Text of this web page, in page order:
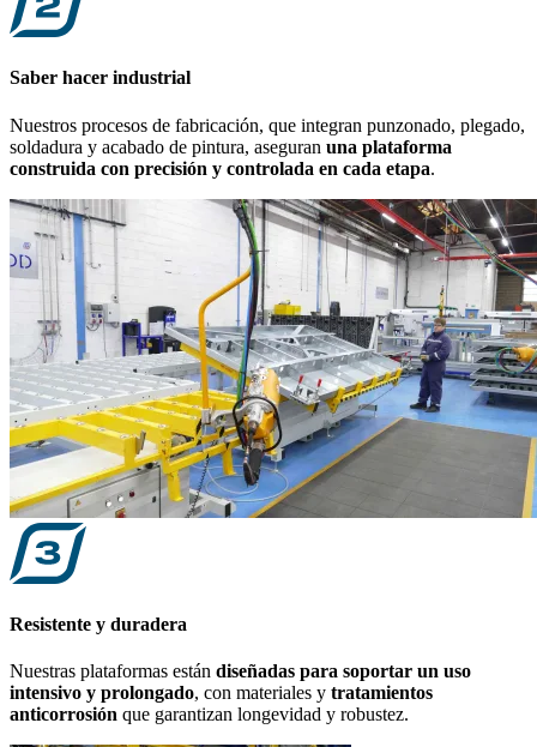
Saber hacer industrial
Nuestros procesos de fabricación, que integran punzonado, plegado,
soldadura y acabado de pintura, aseguran una plataforma
construida con precisión y controlada en cada etapa.
Resistente y duradera
Nuestras plataformas están diseñadas para soportar un uso
intensivo y prolongado, con materiales y tratamientos
anticorrosión que garantizan longevidad y robustez.